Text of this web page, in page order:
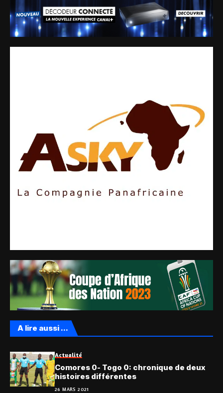
A lire aussi ...
Actualité
Comores 0- Togo 0: chronique de deux
histoires différentes
26 MARS 2021